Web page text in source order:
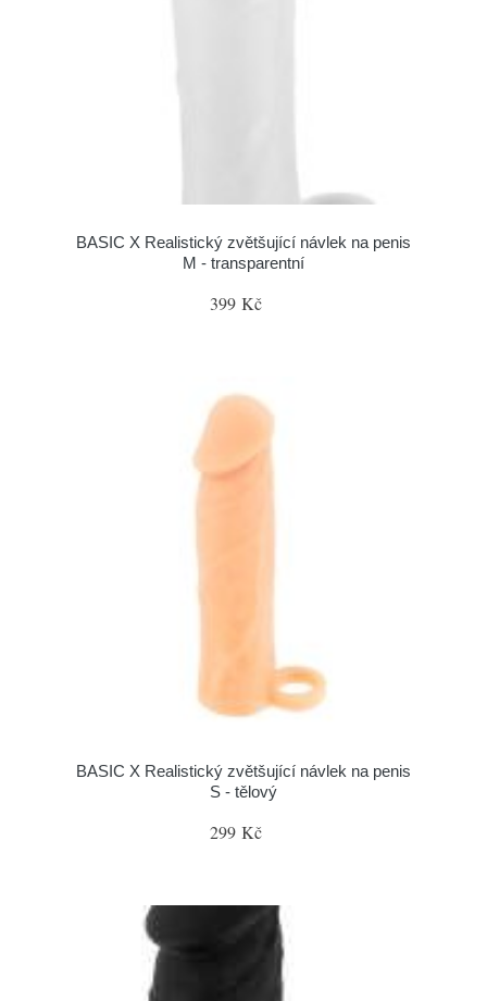
BASIC X Realistický zvětšující návlek na penis
M - transparentní
399 Kč
BASIC X Realistický zvětšující návlek na penis
S - tělový
299 Kč